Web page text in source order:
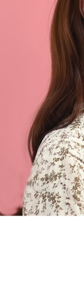
페이코